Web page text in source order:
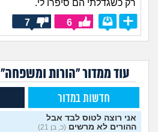
רק כשגדלתי הם סיפרו לי.
6
7
עוד ממדור "הורות ומשפחה"
חדשות במדור
אני רוצה לטוס לבד אבל
ההורים לא מרשים (כ, בן 21)